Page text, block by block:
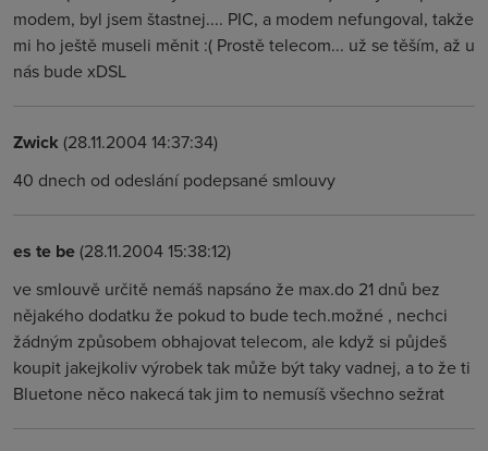
modem, byl jsem štastnej.... PIC, a modem nefungoval, takže
mi ho ještě museli měnit :( Prostě telecom... už se těším, až u
nás bude xDSL
Zwick (28.11.2004 14:37:34)
40 dnech od odeslání podepsané smlouvy
es te be(28.11.2004 15:38:12)
ve smlouvě určitě nemáš napsáno že max.do 21 dnů bez
nějakého dodatku že pokud to bude tech.možné , nechci
žádným způsobem obhajovat telecom, ale když si půjdeš
koupit jakejkoliv výrobek tak může být taky vadnej, a to že ti
Bluetone něco nakecá tak jim to nemusíš všechno sežrat